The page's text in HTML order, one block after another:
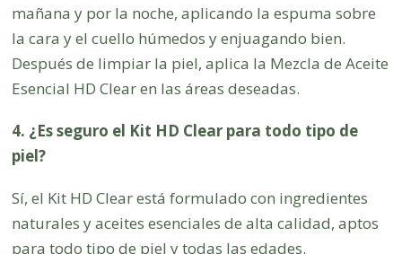
mañana y por la noche, aplicando la espuma sobre
la cara y el cuello húmedos y enjuagando bien.
Después de limpiar la piel, aplica la Mezcla de Aceite
Esencial HD Clear en las áreas deseadas.
4. ¿Es seguro el Kit HD Clear para todo tipo de
piel?
Sí, el Kit HD Clear está formulado con ingredientes
naturales y aceites esenciales de alta calidad, aptos
para todo tipo de piel y todas las edades.